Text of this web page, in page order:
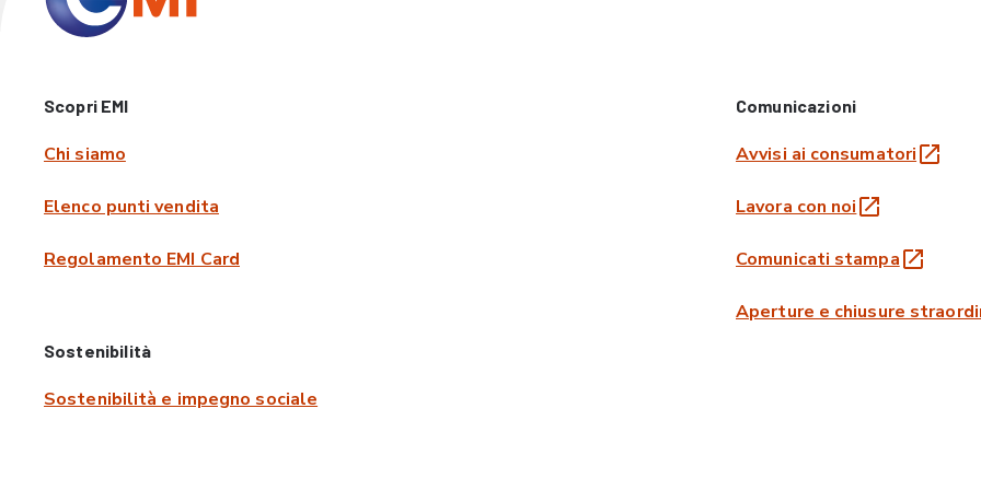
Scopri EMI
Chi siamo
Elenco punti vendita
Regolamento EMI Card
Comunicazioni
Avvisi ai consumatori
Lavora con noi
Comunicati stampa
Aperture e chiusure
Sostenibilità
Sostenibilità e impegno sociale